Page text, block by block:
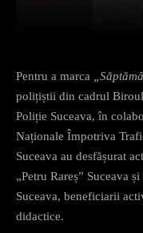
Pentru a marca
polițiștii din cadrul
Poliție Suceava, în
Naționale Împotriva
Suceava au desfășurat
„Petru Rareș” Suceava
Suceava, beneficiarii
didactice.